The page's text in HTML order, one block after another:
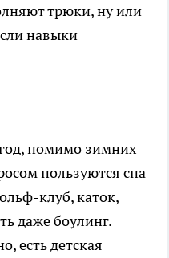
трюки, ну или
навыки
помимо зимних
пользуются спа
клуб, каток,
даже боулинг.
есть детская